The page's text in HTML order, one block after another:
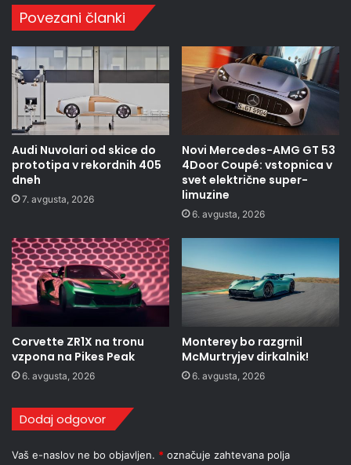
Povezani članki
Audi Nuvolari od skice do
prototipa v rekordnih 405
dneh
7. avgusta, 2026
Novi Mercedes-AMG GT 53
4Door Coupé: vstopnica v
svet električne super-
limuzine
6. avgusta, 2026
Corvette ZR1X na tronu
vzpona na Pikes Peak
6. avgusta, 2026
Monterey bo razgrnil
McMurtryjev dirkalnik!
6. avgusta, 2026
Dodaj odgovor
Vaš e-naslov ne bo objavljen. * označuje zahtevana polja